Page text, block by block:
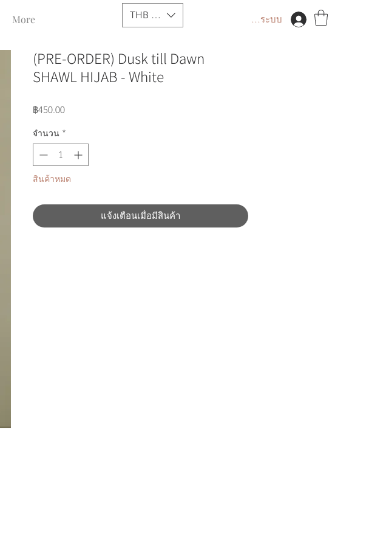
More THB (฿) เข้าสู่ระบบ
(PRE-ORDER) Dusk till Dawn
SHAWL HIJAB - White
฿450.00ราคา
จำนวน *
สินค้าหมด
แจ้งเตือนเมื่อมีสินค้า